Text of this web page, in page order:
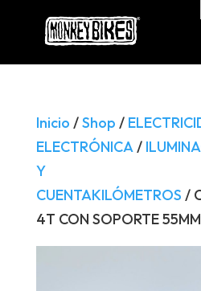
Búsqueda
productos
Inicio /Shop /
ELECTRÓNICA/
Y
CUENTAKILÓMETROS /
4T CON SOPORTE 55MM